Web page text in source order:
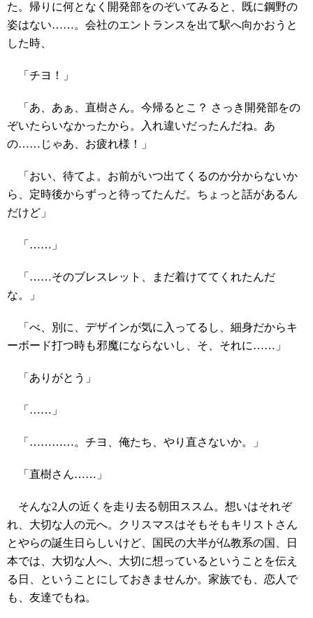
た。帰りに何となく開発部をのぞいてみると、既に鋼野の
姿はない……。会社のエントランスを出て駅へ向かおうと
した時、
「チヨ！」
「あ、あぁ、直樹さん。今帰るとこ？ さっき開発部をの
ぞいたらいなかったから。入れ違いだったんだね。あ
の……じゃあ、お疲れ様！」
「おい、待てよ。お前がいつ出てくるのか分からないか
ら、定時後からずっと待ってたんだ。ちょっと話があるん
だけど」
「……」
「……そのブレスレット、まだ着けててくれたんだ
な。」
「べ、別に、デザインが気に入ってるし、細身だからキ
ーボード打つ時も邪魔にならないし、そ、それに……」
「ありがとう」
「……」
「…………。チヨ、俺たち、やり直さないか。」
「直樹さん……」
そんな2人の近くを走り去る朝田ススム。想いはそれぞ
れ、大切な人の元へ。クリスマスはそもそもキリストさん
とやらの誕生日らしいけど、国民の大半が仏教系の国、日
本では、大切な人へ、大切に想っているということを伝え
る日、ということにしておきませんか。家族でも、恋人で
も、友達でもね。